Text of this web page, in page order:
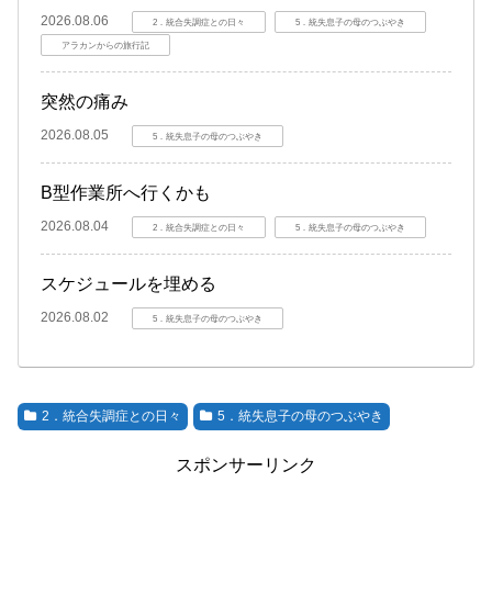
2026.08.06 2．統合失調症との日々 5．統失息子の母のつぶやき
アラカンからの旅行記
突然の痛み
2026.08.05 5．統失息子の母のつぶやき
B型作業所へ行くかも
2026.08.04 2．統合失調症との日々 5．統失息子の母のつぶやき
スケジュールを埋める
2026.08.02 5．統失息子の母のつぶやき
2．統合失調症との日々 5．統失息子の母のつぶやき
スポンサーリンク